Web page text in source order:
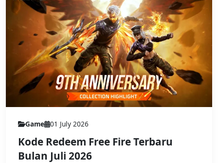
Game 01 July 2026
Kode Redeem Free Fire Terbaru
Bulan Juli 2026